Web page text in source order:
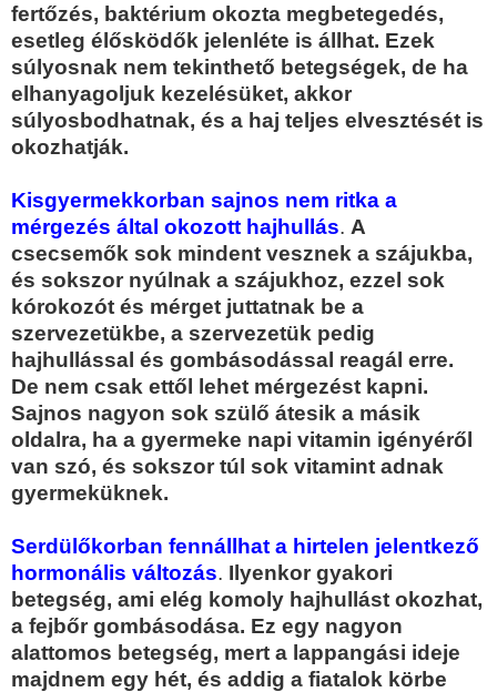
fertőzés, baktérium okozta megbetegedés,
esetleg élősködők jelenléte is állhat. Ezek
súlyosnak nem tekinthető betegségek, de ha
elhanyagoljuk kezelésüket, akkor
súlyosbodhatnak, és a haj teljes elvesztését is
okozhatják.
Kisgyermekkorban sajnos nem ritka a
mérgezés által okozott hajhullás. A
csecsemők sok mindent vesznek a szájukba,
és sokszor nyúlnak a szájukhoz, ezzel sok
kórokozót és mérget juttatnak be a
szervezetükbe, a szervezetük pedig
hajhullással és gombásodással reagál erre.
De nem csak ettől lehet mérgezést kapni.
Sajnos nagyon sok szülő átesik a másik
oldalra, ha a gyermeke napi vitamin igényéről
van szó, és sokszor túl sok vitamint adnak
gyermeküknek.
Serdülőkorban fennállhat a hirtelen jelentkező
hormonális változás. Ilyenkor gyakori
betegség, ami elég komoly hajhullást okozhat,
a fejbőr gombásodása. Ez egy nagyon
alattomos betegség, mert a lappangási ideje
majdnem egy hét, és addig a fiatalok körbe